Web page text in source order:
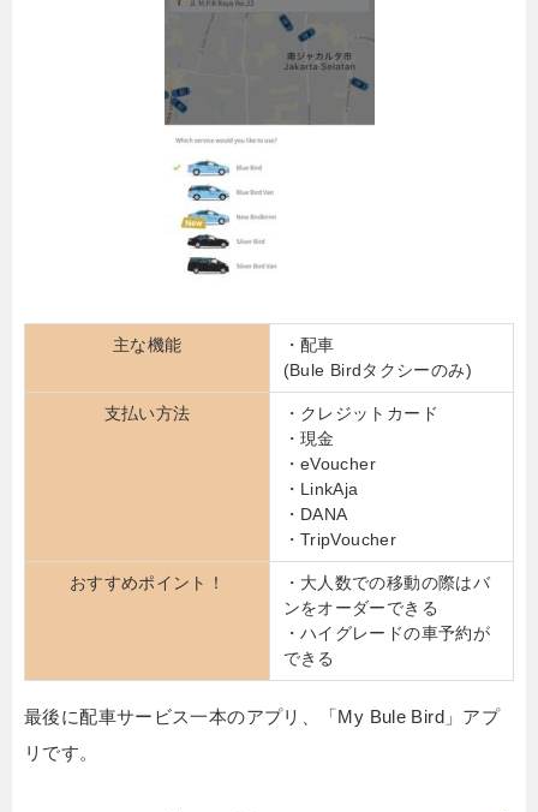
主な機能
・配車
(Bule Birdタクシーのみ)
支払い方法
・クレジットカード
・現金
・eVoucher
・LinkAja
・DANA
・TripVoucher
おすすめポイント！
・大人数での移動の際はバ
ンをオーダーできる
・ハイグレードの車予約が
できる
最後に配車サービス一本のアプリ、「My Bule Bird」アプ
リです。